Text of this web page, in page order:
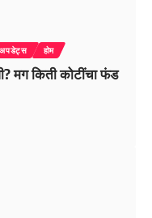
अपडेट्स होम
मग किती कोटींचा फंड